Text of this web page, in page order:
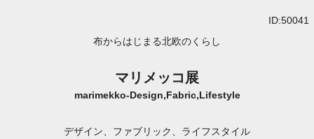
ID:50041
布からはじまる北欧のくらし
マリメッコ展
marimekko-Design,Fabric,Lifestyle
デザイン、ファブリック、ライフスタイル